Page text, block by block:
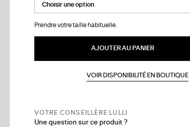
Prendre votre taille habituelle.
AJOUTER AU PANIER
VOIR DISPONIBILITÉ EN BOUTIQUE
VOTRE CONSEILLÈRE LULLI
Une question sur ce produit ?